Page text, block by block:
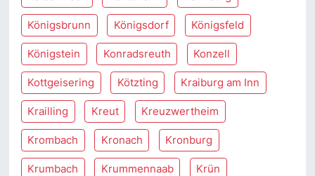
Königsbrunn Königsdorf Königsfeld
Königstein Konradsreuth Konzell
Kottgeisering Kötzting Kraiburg am Inn
Krailling Kreut Kreuzwertheim
Krombach Kronach Kronburg
Krumbach Krummennaab Krün